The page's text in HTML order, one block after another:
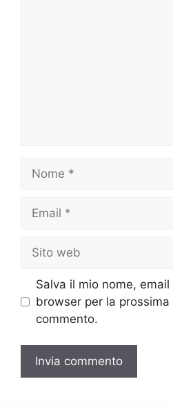
web
Salva il mio nome,
browser per la prossima
commento.